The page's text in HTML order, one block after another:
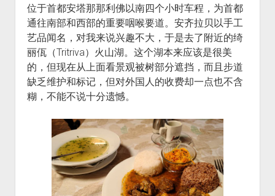
位于首都安塔那那利佛以南四个小时车程，为首都
通往南部和西部的重要咽喉要道。安齐拉贝以手工
艺品闻名，对我来说兴趣不大，于是去了附近的绮
丽佤（Tritriva）火山湖。这个湖本来应该是很美
的，但现在从上面看景观被树部分遮挡，而且步道
缺乏维护和标记，但对外国人的收费却一点也不含
糊，不能不说十分遗憾。